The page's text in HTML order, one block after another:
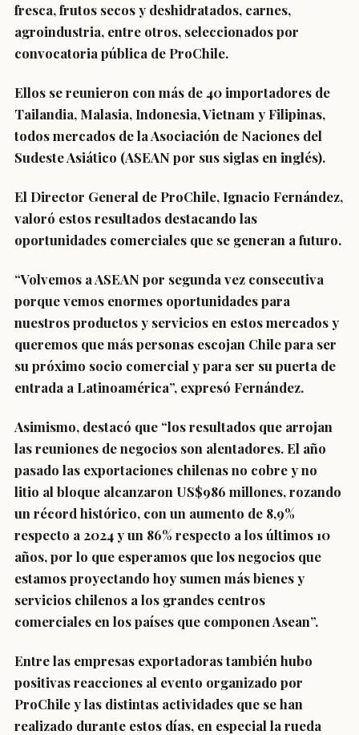
fresca, frutos secos y deshidratados, carnes,
agroindustria, entre otros, seleccionados por
convocatoria pública de ProChile.
Ellos se reunieron con más de 40 importadores de
Tailandia, Malasia, Indonesia, Vietnam y Filipinas,
todos mercados de la Asociación de Naciones del
Sudeste Asiático (ASEAN por sus siglas en inglés).
El Director General de ProChile, Ignacio Fernández,
valoró estos resultados destacando las
oportunidades comerciales que se generan a futuro.
“Volvemos a ASEAN por segunda vez consecutiva
porque vemos enormes oportunidades para
nuestros productos y servicios en estos mercados y
queremos que más personas escojan Chile para ser
su próximo socio comercial y para ser su puerta de
entrada a Latinoamérica”, expresó Fernández.
Asimismo, destacó que “los resultados que arrojan
las reuniones de negocios son alentadores. El año
pasado las exportaciones chilenas no cobre y no
litio al bloque alcanzaron US$986 millones, rozando
un récord histórico, con un aumento de 8,9%
respecto a 2024 y un 86% respecto a los últimos 10
años, por lo que esperamos que los negocios que
estamos proyectando hoy sumen más bienes y
servicios chilenos a los grandes centros
comerciales en los países que componen Asean”.
Entre las empresas exportadoras también hubo
positivas reacciones al evento organizado por
ProChile y las distintas actividades que se han
realizado durante estos días, en especial la rueda